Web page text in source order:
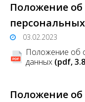
Положение об
03.02.2023
Положение об
данных (pdf,
Положение